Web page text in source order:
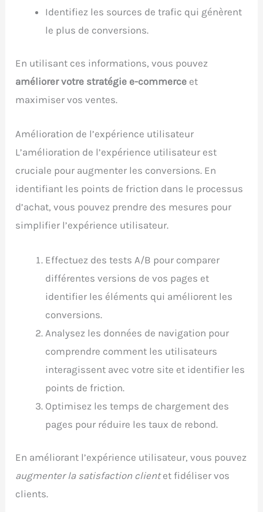
Identifiez les sources de trafic qui génèrent
le plus de conversions.
En utilisant ces informations, vous pouvez
améliorer votre stratégie e-commerce et
maximiser vos ventes.
Amélioration de l’expérience utilisateur
L’amélioration de l’expérience utilisateur est
cruciale pour augmenter les conversions. En
identifiant les points de friction dans le processus
d’achat, vous pouvez prendre des mesures pour
simplifier l’expérience utilisateur.
Effectuez des tests A/B pour comparer
différentes versions de vos pages et
identifier les éléments qui améliorent les
conversions.
Analysez les données de navigation pour
comprendre comment les utilisateurs
interagissent avec votre site et identifier les
points de friction.
Optimisez les temps de chargement des
pages pour réduire les taux de rebond.
En améliorant l’expérience utilisateur, vous pouvez
augmenter la satisfaction clientet fidéliser vos
clients.